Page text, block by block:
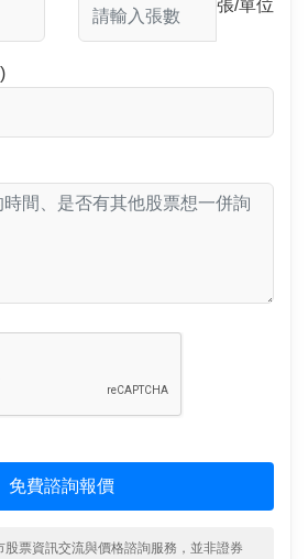
張/單位
免費諮詢報價
股票資訊交流與價格諮詢服務，並非證券